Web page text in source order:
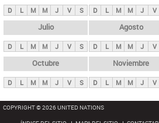
i
p
a
l
s
D L M M J V S D L M M J V
Julio
D L M M J V S
Agosto
D L M M J V
Octubre
D L M M J V S
Noviembre
D L M M J V
COPYRIGHT © 2026 UNITED NATIONS